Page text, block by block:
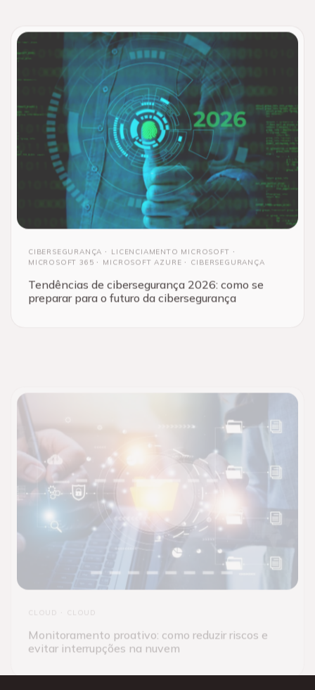
CIBERSEGURANÇA
LICENCIAMENTO MICROSOFT
MICROSOFT 365
MICROSOFT AZURE CIBERSEGURANÇA
Tendências de cibersegurança 2026: como se
preparar para o futuro da cibersegurança
CLOUD CLOUD
Monitoramento proativo: como reduzir riscos e
evitar interrupções na nuvem